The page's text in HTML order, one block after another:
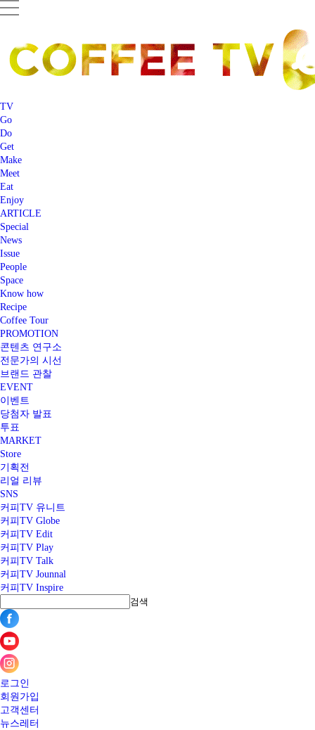
TV
Go
Do
Get
Make
Meet
Eat
Enjoy
ARTICLE
Special
News
Issue
People
Space
Know how
Recipe
Coffee Tour
PROMOTION
콘텐츠 연구소
전문가의 시선
브랜드 관찰
EVENT
이벤트
당첨자 발표
투표
MARKET
Store
기획전
리얼 리뷰
SNS
커피TV 유니트
커피TV Globe
커피TV Edit
커피TV Play
커피TV Talk
커피TV Jounnal
커피TV Inspire
검색
로그인
회원가입
고객센터
뉴스레터